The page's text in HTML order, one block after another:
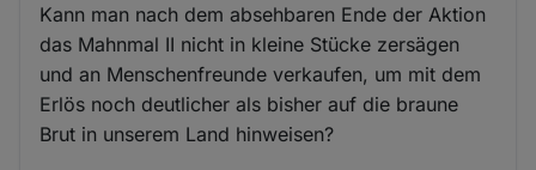
Kann man nach dem absehbaren Ende der Aktion
das Mahnmal II nicht in kleine Stücke zersägen
und an Menschenfreunde verkaufen, um mit dem
Erlös noch deutlicher als bisher auf die braune
Brut in unserem Land hinweisen?